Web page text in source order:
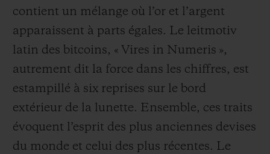
contient un mélange où l’or et l’argent
apparaissent à parts égales. Le leitmotiv
latin des bitcoins, « Vires in Numeris »,
autrement dit la force dans les chiffres, est
estampillé à six reprises sur le bord
extérieur de la lunette. Ensemble, ces traits
évoquent l’esprit des plus anciennes devises
du monde et celui des plus récentes. Le